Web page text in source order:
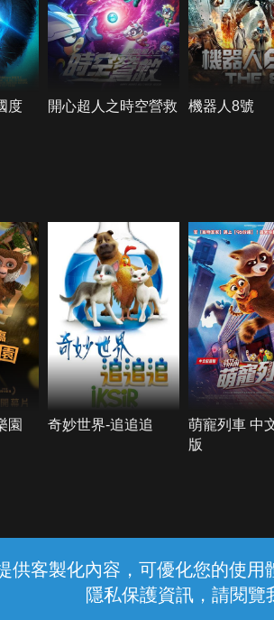
供客製化內容，可優化您的使
隱私保護資訊，請閱覽
度 開心超人之時空營救 機器人8號
園
奇妙世界-追追追
萌寵列車 中
版
中華電信股份有限公司個